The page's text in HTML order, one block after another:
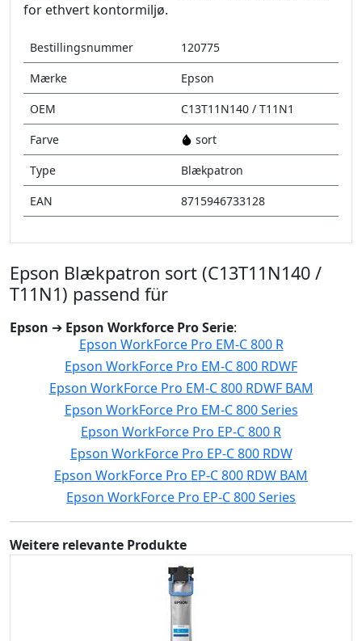
for ethvert kontormiljø.
Bestillingsnummer
120775
Mærke
Epson
OEM
C13T11N140 / T11N1
Farve
sort
Type
Blækpatron
EAN
8715946733128
Epson Blækpatron sort (C13T11N140 /
T11N1) passend für
Epson ➔ Epson Workforce Pro Serie:
Epson WorkForce Pro EM-C 800 R
Epson WorkForce Pro EM-C 800 RDWF
Epson WorkForce Pro EM-C 800 RDWF BAM
Epson WorkForce Pro EM-C 800 Series
Epson WorkForce Pro EP-C 800 R
Epson WorkForce Pro EP-C 800 RDW
Epson WorkForce Pro EP-C 800 RDW BAM
Epson WorkForce Pro EP-C 800 Series
Weitere relevante Produkte